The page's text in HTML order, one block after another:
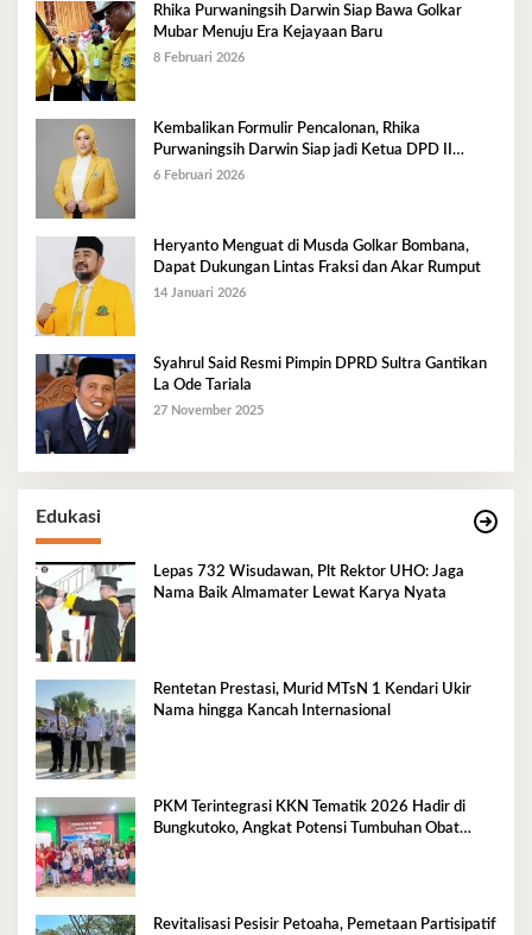
Rhika Purwaningsih Darwin Siap Bawa Golkar
Mubar Menuju Era Kejayaan Baru
8 Februari 2026
Kembalikan Formulir Pencalonan, Rhika
Purwaningsih Darwin Siap jadi Ketua DPD II
Golkar Mubar
6 Februari 2026
Heryanto Menguat di Musda Golkar Bombana,
Dapat Dukungan Lintas Fraksi dan Akar Rumput
14 Januari 2026
Syahrul Said Resmi Pimpin DPRD Sultra Gantikan
La Ode Tariala
27 November 2025
Edukasi
Lepas 732 Wisudawan, Plt Rektor UHO: Jaga
Nama Baik Almamater Lewat Karya Nyata
Rentetan Prestasi, Murid MTsN 1 Kendari Ukir
Nama hingga Kancah Internasional
PKM Terintegrasi KKN Tematik 2026 Hadir di
Bungkutoko, Angkat Potensi Tumbuhan Obat
Revitalisasi Pesisir Petoaha, Pemetaan Partisipatif